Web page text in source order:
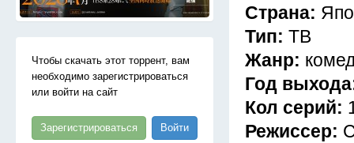
Чтобы скачать этот торрент, вам
необходимо зарегистрироваться
или войти на сайт
Зарегистрироваться Войти
Страна:
Тип: ТВ
Жанр:
Год
Кол серий:
Режиссер: